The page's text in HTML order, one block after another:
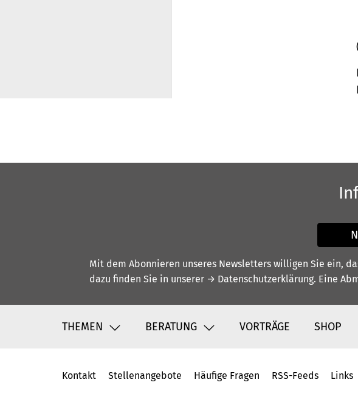
Mit dem Abonnieren unseres Newsletters willigen Sie ein,
dazu finden Sie in unserer → Datenschutzerklärung. Eine
THEMEN BERATUNG VORTRÄGE SHOP
Fußbereich
Kontakt Stellenangebote Häufige Fragen RSS-Feeds Links